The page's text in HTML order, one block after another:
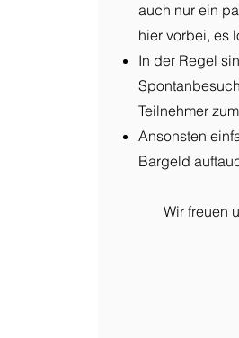
auch nur ein
hier vorbei, es
In der Regel
Teilnehmer
Ansonsten
Bargeld
Wir freuen